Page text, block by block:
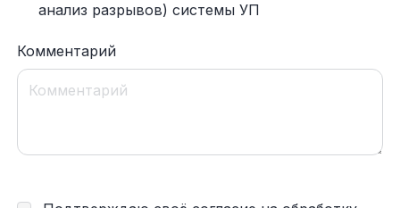
анализ разрывов) системы УП
Комментарий